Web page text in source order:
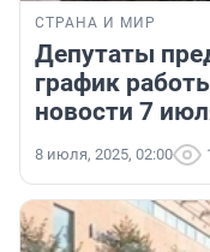
СТРАНА И МИР
Депутаты
график
новости 7
8 июля, 2025, 02:00